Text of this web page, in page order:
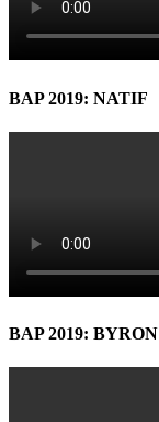
BAP 2019: NATIF
BAP 2019: BYRON